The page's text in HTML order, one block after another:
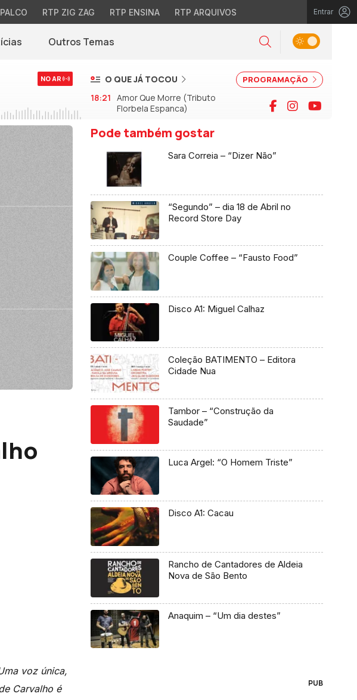
RTP ZIG ZAG RTP ENSINA RTP ARQUIVOS Entrar
(abre em nova janela)
Outros Temas Pesquisar
Alternar tema
NO AR PROGRAMAÇÃO
O QUE JÁ TOCOU
18:21 Amor Que Morre (Tributo
Florbela Espanca)
Facebook
Instagram
voz única,
Carvalho é
Pode também gostar
Sara Correia – “Dizer Não”
“Segundo” – dia 18 de Abril no
Record Store Day
Couple Coffee – “Fausto Food”
Disco A1: Miguel Calhaz
Coleção BATIMENTO – Editora
Cidade Nua
Tambor – “Construção da
Saudade”
Luca Argel: “O Homem Triste”
Disco A1: Cacau
Rancho de Cantadores de Aldeia
Nova de São Bento
Anaquim – “Um dia destes”
PUB